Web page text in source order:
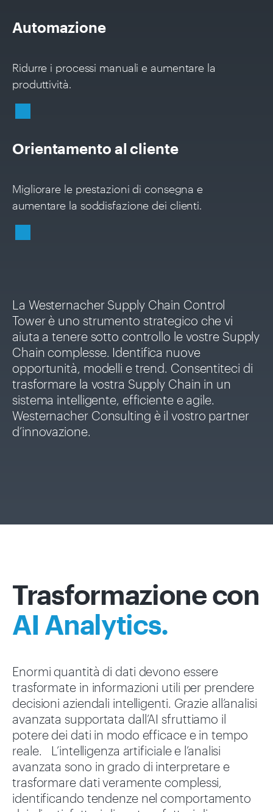
Automazione
Ridurre i processi manuali e aumentare la
produttività.
Orientamento al cliente
Migliorare le prestazioni di consegna e
aumentare la soddisfazione dei clienti.
La Westernacher Supply Chain Control
Tower è uno strumento strategico che vi
aiuta a tenere sotto controllo le vostre Supply
Chain complesse. Identifica nuove
opportunità, modelli e trend. Consentiteci di
trasformare la vostra Supply Chain in un
sistema intelligente, efficiente e agile.
Westernacher Consulting è il vostro partner
d’innovazione.
Trasformazione con
AI Analytics.
Enormi quantità di dati devono essere
trasformate in informazioni utili per prendere
decisioni aziendali intelligenti. Grazie all’analisi
avanzata supportata dall’AI sfruttiamo il
potere dei dati in modo efficace e in tempo
reale. L’intelligenza artificiale e l’analisi
avanzata sono in grado di interpretare e
trasformare dati veramente complessi,
identificando tendenze nel comportamento